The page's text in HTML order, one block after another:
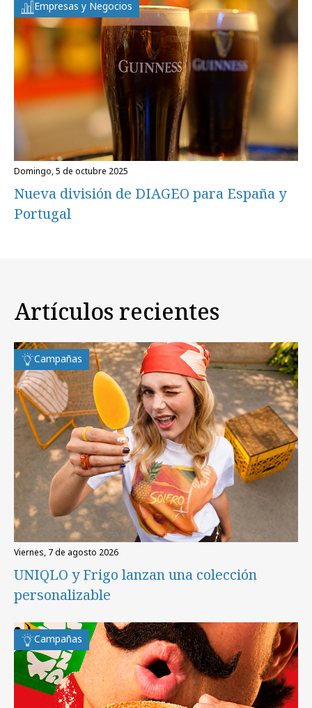
Empresas y Negocios
domingo, 5 de octubre 2025
Nueva división de DIAGEO para España y
Portugal
Artículos recientes
Campañas
viernes, 7 de agosto 2026
UNIQLO y Frigo lanzan una colección
personalizable
Campañas